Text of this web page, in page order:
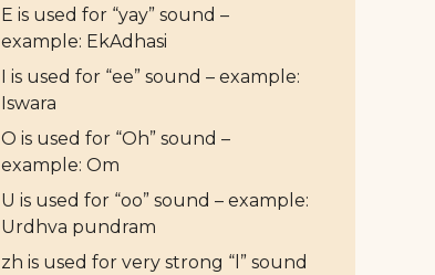
E is used for “yay” sound –
example: EkAdhasi
I is used for “ee” sound – example:
Iswara
O is used for “Oh” sound –
example: Om
U is used for “oo” sound – example:
Urdhva pundram
zh is used for very strong “l” sound